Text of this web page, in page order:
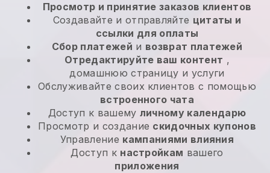
Просмотр и принятие заказов клиентов
Создавайте и отправляйте цитаты и
ссылки для оплаты
Сбор платежей и возврат платежей
Отредактируйте ваш контент ,
домашнюю страницу и услуги
Обслуживайте своих клиентов с помощью
встроенного чата
Доступ к вашему личному календарю
Просмотр и создание скидочных купонов
Управление кампаниями влияния
Доступ к настройкам вашего
приложения